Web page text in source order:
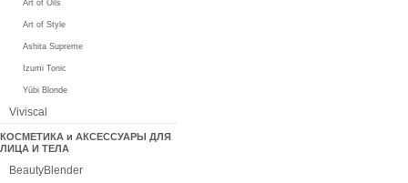
Art of Oils
Art of Style
Ashita Supreme
Izumi Tonic
Yūbi Blonde
Viviscal
КОСМЕТИКА и АКСЕССУАРЫ ДЛЯ
ЛИЦА И ТЕЛА
BeautyBlender